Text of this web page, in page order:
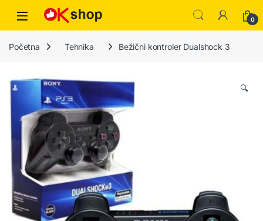
0
Početna Tehnika Bežični kontroler Dualshock 3
🔍